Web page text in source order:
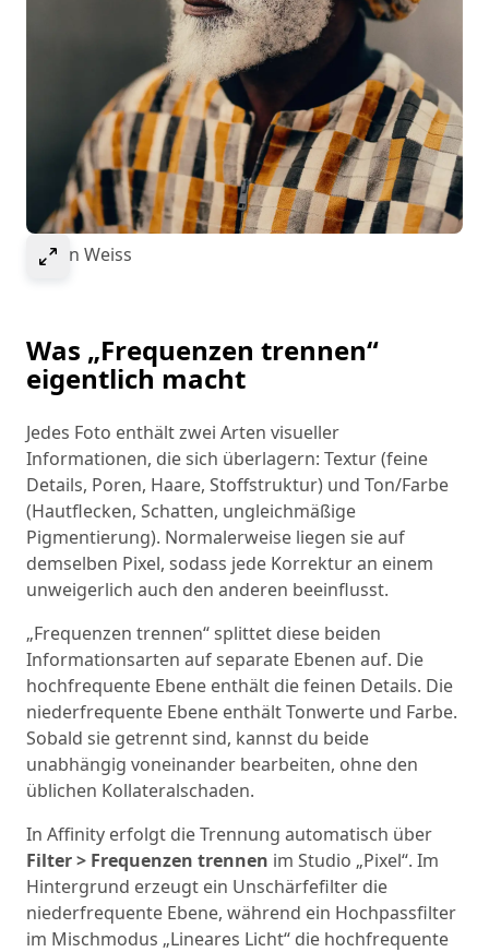
Select to expand image
© Ivan Weiss
Was „Frequenzen trennen“
eigentlich macht
Jedes Foto enthält zwei Arten visueller
Informationen, die sich überlagern: Textur (feine
Details, Poren, Haare, Stoffstruktur) und Ton/Farbe
(Hautflecken, Schatten, ungleichmäßige
Pigmentierung). Normalerweise liegen sie auf
demselben Pixel, sodass jede Korrektur an einem
unweigerlich auch den anderen beeinflusst.
„Frequenzen trennen“ splittet diese beiden
Informationsarten auf separate Ebenen auf. Die
hochfrequente Ebene enthält die feinen Details. Die
niederfrequente Ebene enthält Tonwerte und Farbe.
Sobald sie getrennt sind, kannst du beide
unabhängig voneinander bearbeiten, ohne den
üblichen Kollateralschaden.
In Affinity erfolgt die Trennung automatisch über
Filter > Frequenzen trennen im Studio „Pixel“. Im
Hintergrund erzeugt ein Unschärfefilter die
niederfrequente Ebene, während ein Hochpassfilter
im Mischmodus „Lineares Licht“ die hochfrequente